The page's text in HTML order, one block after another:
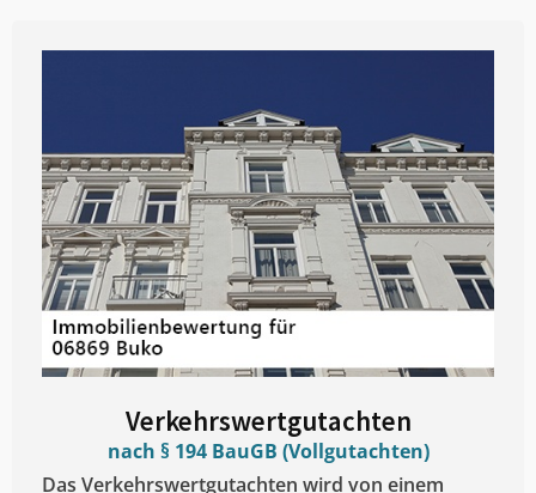
Verkehrswertgutachten
nach § 194 BauGB (Vollgutachten)
Das Verkehrswertgutachten wird von einem